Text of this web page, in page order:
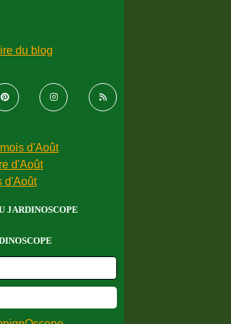
du blog
d'Août
d'Août
d'Août
JARDINOSCOPE